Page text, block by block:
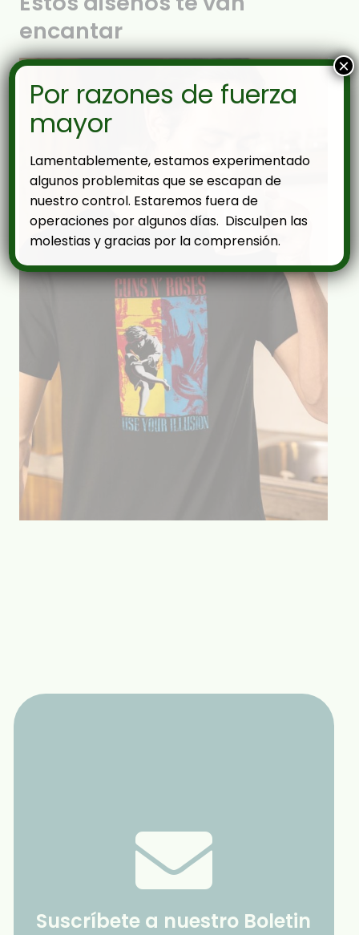
encantar
Suscríbete a nuestro Boletin
Por razones de fuerza
mayor
Lamentablemente, estamos experimentado
algunos problemitas que se escapan de
nuestro control. Estaremos fuera de
operaciones por algunos días. Disculpen las
molestias y gracias por la comprensión.
×